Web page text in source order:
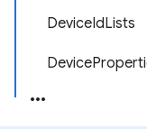
DeviceIdLists